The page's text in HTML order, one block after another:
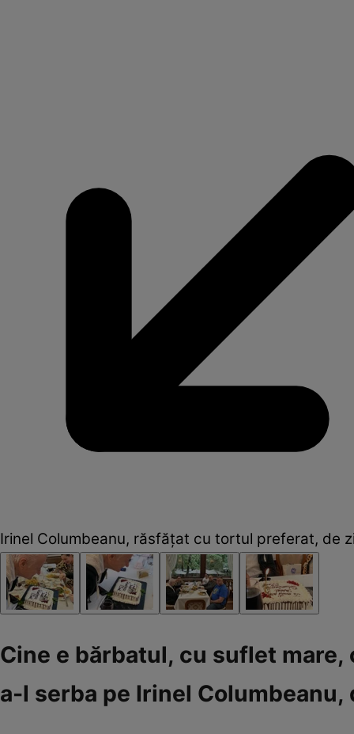
Irinel Columbeanu, răsfățat cu tortul preferat, de
Cine e bărbatul, cu suflet
a-l serba pe Irinel